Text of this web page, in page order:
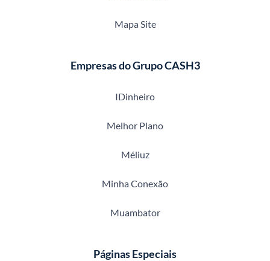
Mapa Site
Empresas do Grupo CASH3
IDinheiro
Melhor Plano
Méliuz
Minha Conexão
Muambator
Páginas Especiais